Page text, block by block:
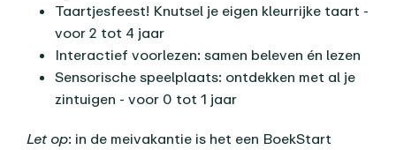
Taartjesfeest! Knutsel je eigen kleurrijke taart -
voor 2 tot 4 jaar
Interactief voorlezen: samen beleven én lezen
Sensorische speelplaats: ontdekken met al je
zintuigen - voor 0 tot 1 jaar
Let op: in de meivakantie is het een BoekStart